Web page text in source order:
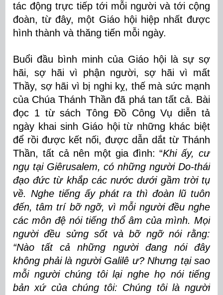
tác động trực tiếp tới mỗi người và tới cộng
đoàn, từ đây, một Giáo hội hiệp nhất được
hình thành và thăng tiến mỗi ngày.
Buổi đầu bình minh của Giáo hội là sự sợ
hãi, sợ hãi vì phận người, sợ hãi vì mất
Thầy, sợ hãi vì bị nghi kỵ, thế mà sức mạnh
của Chúa Thánh Thần đã phá tan tất cả. Bài
đọc 1 từ sách Tông Đồ Công Vụ diễn tả
ngày khai sinh Giáo hội từ những khác biệt
để rồi được kết nối, được dẫn dắt từ Thánh
Thần, tất cả nên một gia đình: “Khi ấy, cư
ngụ tại Giêrusalem, có những người Do-thái
đạo đức từ khắp các nước dưới gầm trời tụ
về. Nghe tiếng ấy phát ra thì đoàn lũ tuôn
đến, tâm trí bỡ ngỡ, vì mỗi người đều nghe
các môn đệ nói tiếng thổ âm của mình. Mọi
người đều sửng sốt và bỡ ngỡ nói rằng:
“Nào tất cả những người đang nói đây
không phải là người Galilê ư? Nhưng tại sao
mỗi người chúng tôi lại nghe họ nói tiếng
bản xứ của chúng tôi: Chúng tôi là người